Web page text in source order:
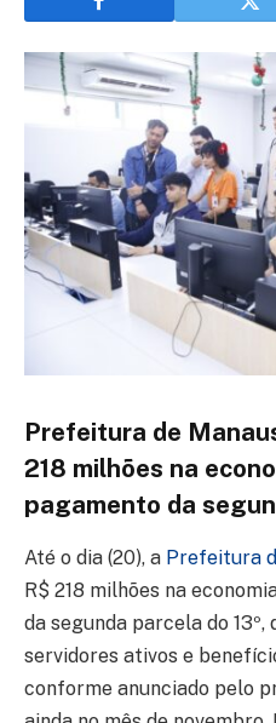
Prefeitura de
218 milhões na
pagamento da
Até o dia (20), a Prefeitura
R$ 218 milhões na
da segunda parcela do
servidores ativos e
conforme anunciado pelo